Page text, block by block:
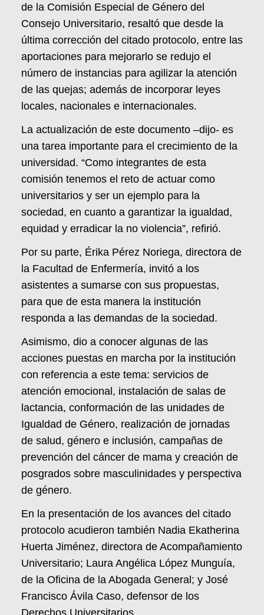
de la Comisión Especial de Género del
Consejo Universitario, resaltó que desde la
última corrección del citado protocolo, entre las
aportaciones para mejorarlo se redujo el
número de instancias para agilizar la atención
de las quejas; además de incorporar leyes
locales, nacionales e internacionales.
La actualización de este documento –dijo- es
una tarea importante para el crecimiento de la
universidad. “Como integrantes de esta
comisión tenemos el reto de actuar como
universitarios y ser un ejemplo para la
sociedad, en cuanto a garantizar la igualdad,
equidad y erradicar la no violencia”, refirió.
Por su parte, Érika Pérez Noriega, directora de
la Facultad de Enfermería, invitó a los
asistentes a sumarse con sus propuestas,
para que de esta manera la institución
responda a las demandas de la sociedad.
Asimismo, dio a conocer algunas de las
acciones puestas en marcha por la institución
con referencia a este tema: servicios de
atención emocional, instalación de salas de
lactancia, conformación de las unidades de
Igualdad de Género, realización de jornadas
de salud, género e inclusión, campañas de
prevención del cáncer de mama y creación de
posgrados sobre masculinidades y perspectiva
de género.
En la presentación de los avances del citado
protocolo acudieron también Nadia Ekatherina
Huerta Jiménez, directora de Acompañamiento
Universitario; Laura Angélica López Munguía,
de la Oficina de la Abogada General; y José
Francisco Ávila Caso, defensor de los
Derechos Universitarios.